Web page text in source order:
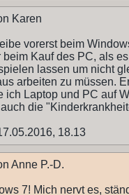
Karen
vorerst beim
beim Kauf des PC, als
lassen um nicht
arbeiten zu müssen.
ich Laptop und PC auf
die
18.13
Anne P.-D.
7! Mich nervt es,